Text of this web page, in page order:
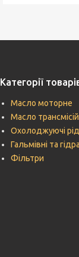
Категорії
Масло моторне
Масло
Охолоджуючі
Гальмівні та
Фільтри